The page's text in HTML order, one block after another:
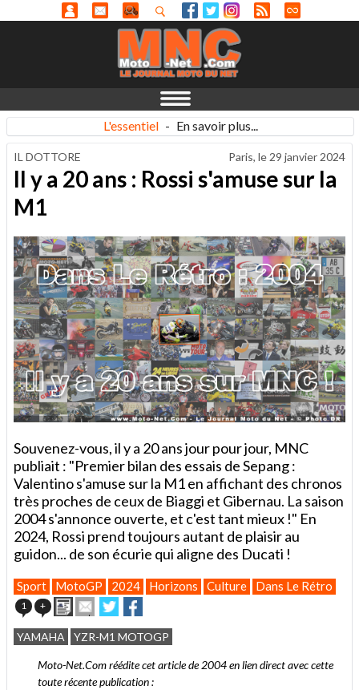
L'essentiel - En savoir plus...
IL DOTTORE Paris, le 29 janvier 2024
Il y a 20 ans : Rossi s'amuse sur la
M1
Souvenez-vous, il y a 20 ans jour pour jour, MNC
publiait : "Premier bilan des essais de Sepang :
Valentino s'amuse sur la M1 en affichant des chronos
très proches de ceux de Biaggi et Gibernau. La saison
2004 s'annonce ouverte, et c'est tant mieux !" En
2024, Rossi prend toujours autant de plaisir au
guidon... de son écurie qui aligne des Ducati !
Sport MotoGP 2024 Horizons Culture Dans Le Rétro
1 + ImprimerEnvoyer
cet
article
à
un
ami
Partager
sur
Twitter
sur
Facebook
YAMAHA YZR-M1 MOTOGP
Moto-Net.Com réédite cet article de 2004 en lien direct avec cette
toute récente publication :